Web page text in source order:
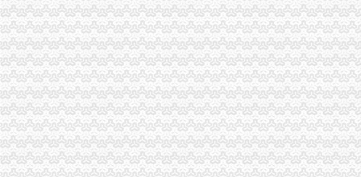
巫溪局“八到位”帅博代办公司力推进食品安全监管工作
市帅博财务公司局纪检组长王兴华对基层工商执法人员向监管服务对象代表述
石柱局狠抓“三个建设”重庆帅博代理记账有限公司推进行评工作
酉局重庆帅博清理整免检产品广告发布行为
长寿局重庆帅博营造四大环境支持地方经济大发展获区委领导称赞
市重庆代账公司工商学会认真贯彻市局深入学习实践科学发展观活动电视电话
璧山局实施“商标兴县”帅博代账公司战略效果明显
万州局公司注册发挥工商职能落实环保法规成效显著
巫溪局多设“路标”帅博工商助推非公经济超额完成三项任务
奉节局三抓机关档案工作顺利通过市重庆帅博信息技术有限公司一级复查验收